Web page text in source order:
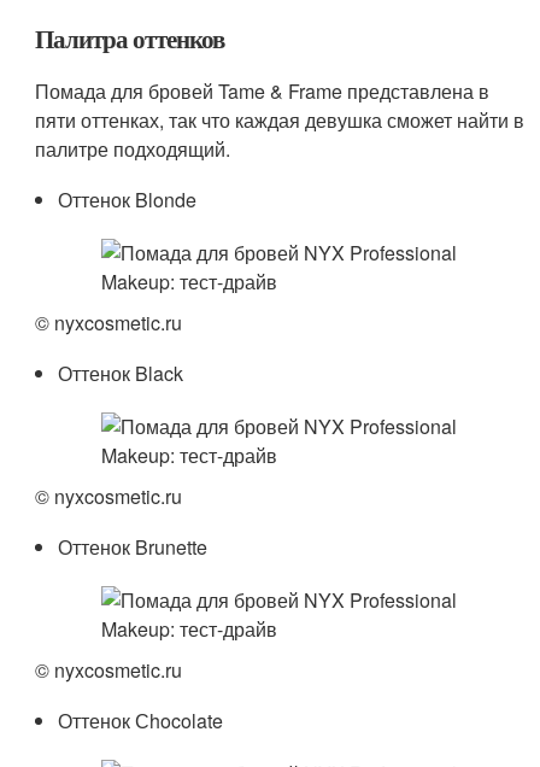
Палитра оттенков
Помада для бровей Tame & Frame представлена в
пяти оттенках, так что каждая девушка сможет найти в
палитре подходящий.
Оттенок Blonde
© nyxcosmetic.ru
Оттенок Black
© nyxcosmetic.ru
Оттенок Brunette
© nyxcosmetic.ru
Оттенок Сhocolate